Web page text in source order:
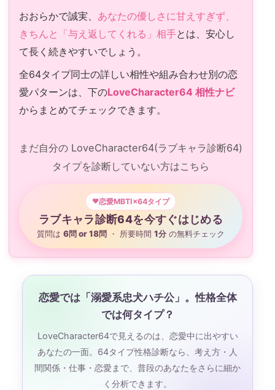
おおらかで誠実、 あなたの優しさに甘えすぎず、
きちんと「与え返してくれる」相手とは、安心し
て長く続きやすいでしょう。
全64タイプ同士の詳しい相性や組み合わせ別の恋
愛パターンは、下のLoveCharacter64 相性ナビ
からまとめてチェックできます。
まだ自分の LoveCharacter64(ラブキャラ診断64)
タイプを診断していない方はこちら
恋愛MBTI×64タイプ
ラブキャラ診断64を今すぐはじめる
質問は 6問 or 18問 ・ 所要時間 1分 の無料チェック
恋愛では「溺愛系忠犬ハチ公」。性格全体
では何タイプ？
LoveCharacter64で見えるのは、恋愛中に出やすい
あなたの一面。64タイプ性格診断なら、考え方・人
間関係・仕事・恋愛まで、普段のあなたをさらに細か
く分析できます。